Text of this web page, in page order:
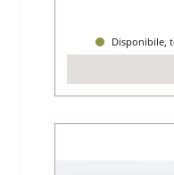
Disponibile,